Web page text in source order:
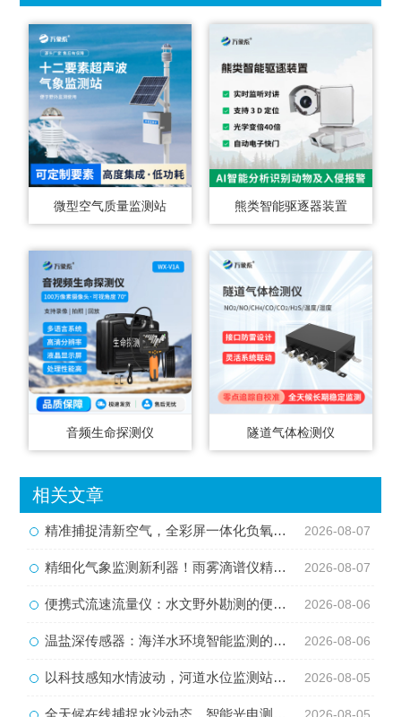
微型空气质量监测站 熊类智能驱逐器装置
音频生命探测仪 隧道气体检测仪
相关文章
精准捕捉清新空气，全彩屏一体化负氧离子监测站量化生态优势 2026-08-07
精细化气象监测新利器！雨雾滴谱仪精准识别各类雨雪雾天气 2026-08-07
便携式流速流量仪：水文野外勘测的便携智能检测利器 2026-08-06
温盐深传感器：海洋水环境智能监测的核心感知设备 2026-08-06
以科技感知水情波动，河道水位监测站守护流域河道安全 2026-08-05